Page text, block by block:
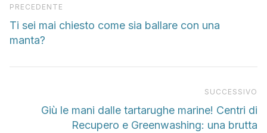
Articolo precedente
PRECEDENTE
Ti sei mai chiesto come sia ballare con una
manta?
SUCCESSIVO
Giù le mani dalle tartarughe marine! Centri di
Recupero e Greenwashing: una brutta